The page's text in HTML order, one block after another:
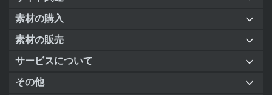
素材の購入
素材の販売
サービスについて
その他